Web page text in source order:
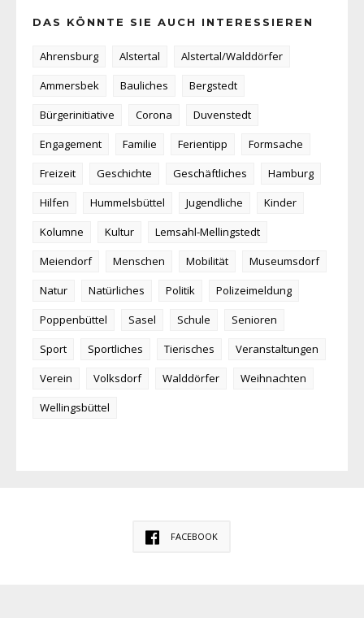
DAS KÖNNTE SIE AUCH INTERESSIEREN
Ahrensburg Alstertal
Alstertal/Walddörfer
Ammersbek
Bauliches
Bergstedt
Bürgerinitiative
Corona
Duvenstedt
Engagement
Familie Ferientipp
Formsache
Freizeit
Geschichte Geschäftliches
Hamburg
Hilfen
Hummelsbüttel Jugendliche
Kinder
Kolumne
Kultur
Lemsahl-Mellingstedt
Meiendorf
Menschen Mobilität
Museumsdorf
Natur
Natürliches Politik
Polizeimeldung
Poppenbüttel
Sasel Schule
Senioren
Sport
Sportliches Tierisches
Veranstaltungen
Verein
Volksdorf Walddörfer
Weihnachten
Wellingsbüttel
FACEBOOK